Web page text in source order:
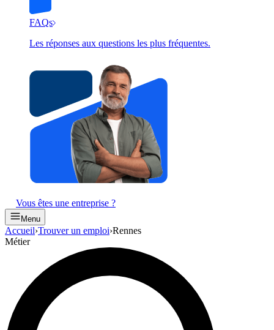
FAQs
Les réponses aux questions les plus fréquentes.
Vous êtes une entreprise ?
Menu
Accueil›Trouver un emploi›Rennes
Métier